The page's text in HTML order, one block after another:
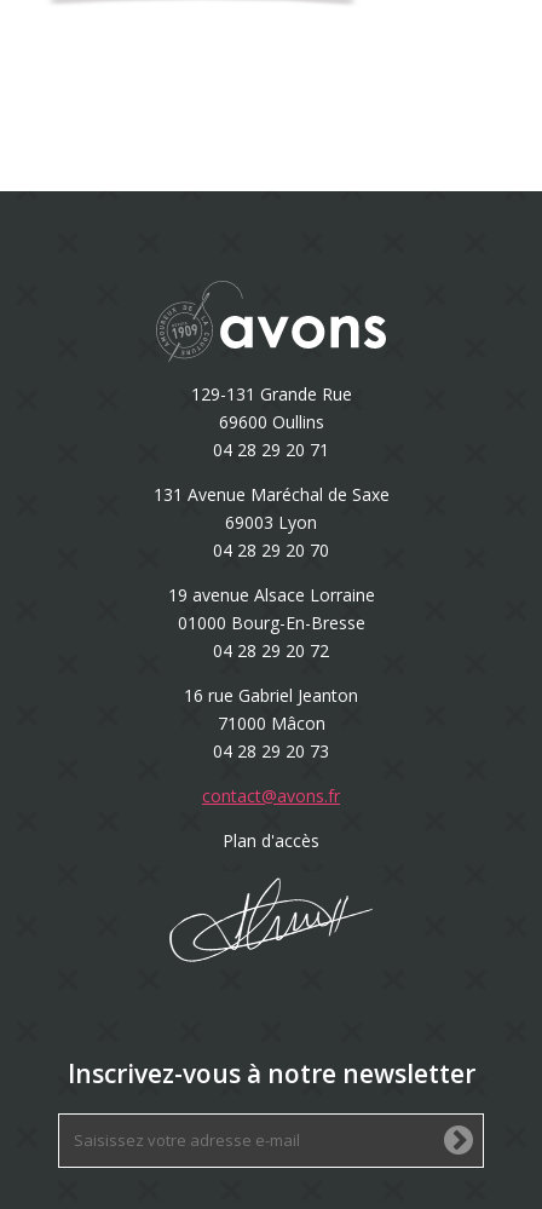
129-131 Grande Rue
69600 Oullins
04 28 29 20 71
131 Avenue Maréchal de Saxe
69003 Lyon
04 28 29 20 70
19 avenue Alsace Lorraine
01000 Bourg-En-Bresse
04 28 29 20 72
16 rue Gabriel Jeanton
71000 Mâcon
04 28 29 20 73
contact@avons.fr
Plan d'accès
Inscrivez-vous à notre newsletter